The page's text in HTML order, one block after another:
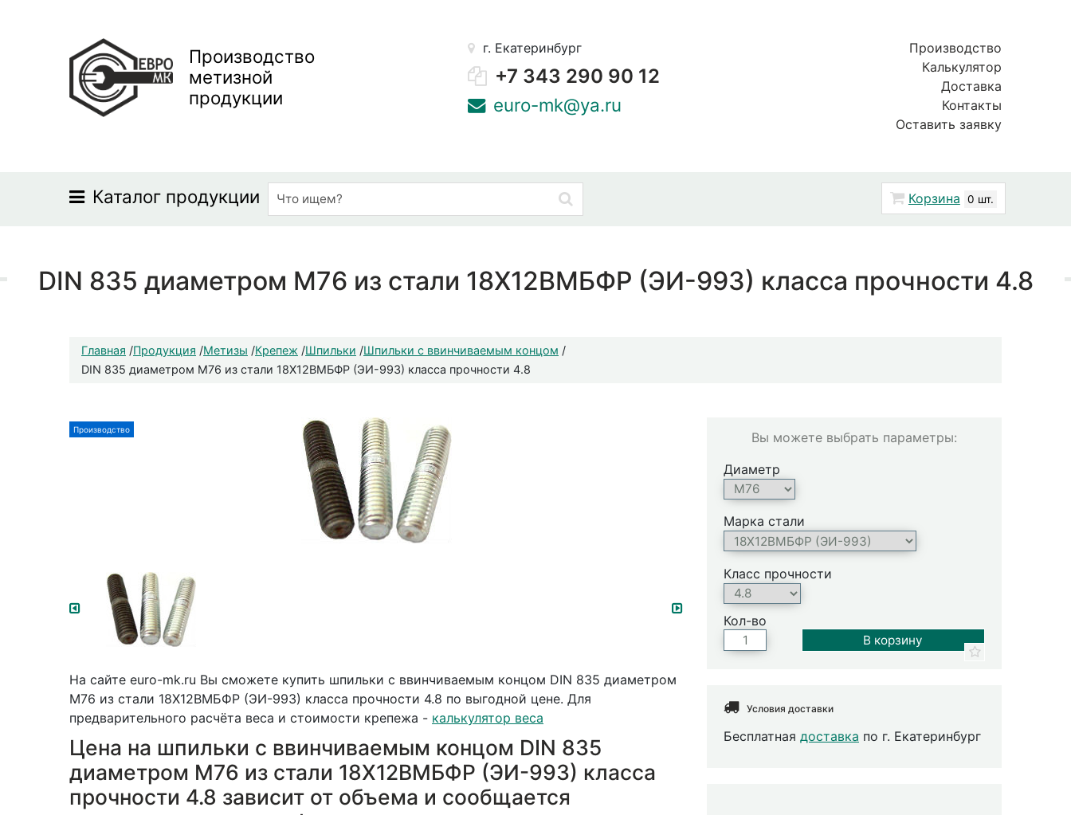
Производство
метизной
продукции
г. Екатеринбург
+7 343 290 90 12
euro-mk@ya.ru
Производство
Калькулятор
Доставка
Контакты
Оставить заявку
Каталог продукции Корзина 0 шт.
DIN 835 диаметром М76 из стали 18Х12ВМБФР (ЭИ-993) класса прочности 4.8
Главная /Продукция /Метизы /Крепеж /Шпильки /Шпильки с ввинчиваемым концом /
DIN 835 диаметром М76 из стали 18Х12ВМБФР (ЭИ-993) класса прочности 4.8
Производство
На сайте euro-mk.ru Вы сможете купить шпильки с ввинчиваемым концом DIN 835 диаметром
М76 из стали 18Х12ВМБФР (ЭИ-993) класса прочности 4.8 по выгодной цене. Для
предварительного расчёта веса и стоимости крепежа - калькулятор веса
Цена на шпильки с ввинчиваемым концом DIN 835
диаметром М76 из стали 18Х12ВМБФР (ЭИ-993) класса
прочности 4.8 зависит от объема и сообщается
Вы можете выбрать параметры:
Диаметр
Марка стали
Класс прочности
Кол-во
Условия доставки
Бесплатная доставка по г. Екатеринбург